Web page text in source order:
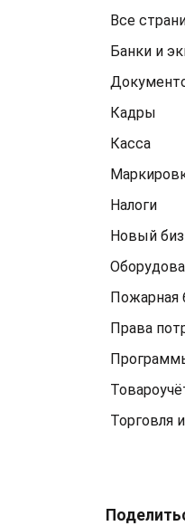
Все
Банки и
Кадры
Касса
Налоги
Новый
Пожарная
Права
Торговля